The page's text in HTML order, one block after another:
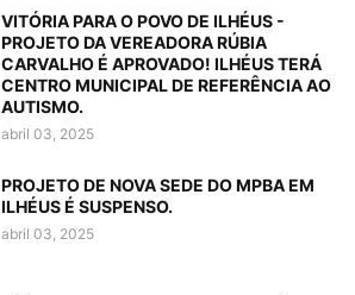
VITÓRIA PARA O POVO DE ILHÉUS -
PROJETO DA VEREADORA RÚBIA
CARVALHO É APROVADO! ILHÉUS TERÁ
CENTRO MUNICIPAL DE REFERÊNCIA AO
AUTISMO.
abril 03, 2025
PROJETO DE NOVA SEDE DO MPBA EM
ILHÉUS É SUSPENSO.
abril 03, 2025